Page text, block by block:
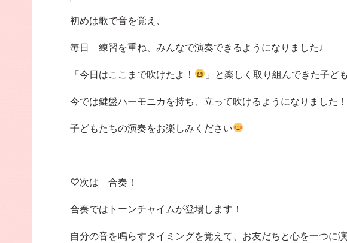
初めは歌で音を覚え、
毎日 練習を重ね、みんなで演奏できるようになりました♩
「今日はここまで吹けたよ！ 」と楽しく取り組んできた子ど
今では鍵盤ハーモニカを持ち、立って吹けるようになりました！
子どもたちの演奏をお楽しみください
♡次は 合奏！
合奏ではトーンチャイムが登場します！
自分の音を鳴らすタイミングを覚えて、お友だちと心を一つに